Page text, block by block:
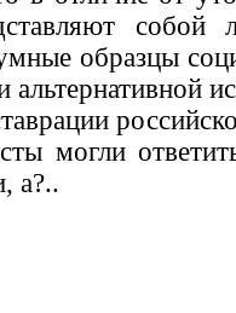
собой
образцы
альтернативной
могли
а?..